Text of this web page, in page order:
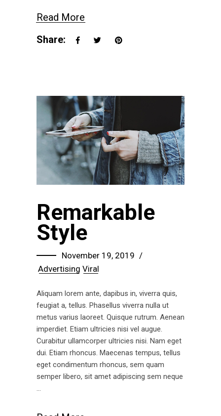
Read More
Share:
Remarkable
Style
November 19, 2019
Advertising Viral
Aliquam lorem ante, dapibus in, viverra quis,
feugiat a, tellus. Phasellus viverra nulla ut
metus varius laoreet. Quisque rutrum. Aenean
imperdiet. Etiam ultricies nisi vel augue.
Curabitur ullamcorper ultricies nisi. Nam eget
dui. Etiam rhoncus. Maecenas tempus, tellus
eget condimentum rhoncus, sem quam
semper libero, sit amet adipiscing sem neque